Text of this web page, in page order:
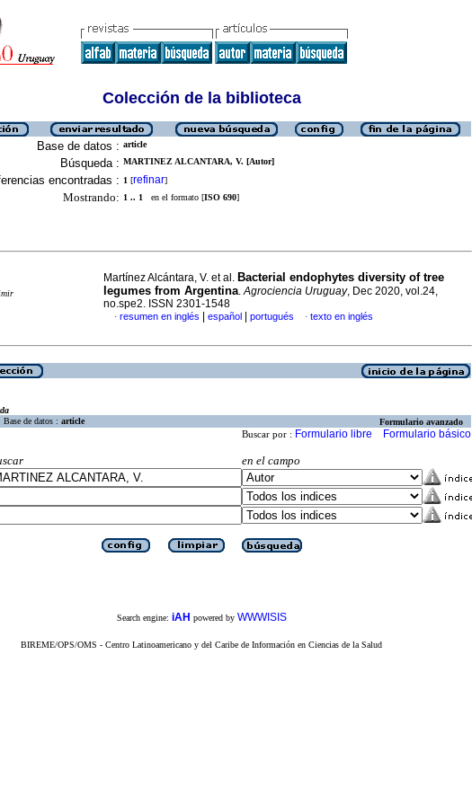
Colección de la biblioteca
Base de datos : article
Búsqueda : MARTINEZ ALCANTARA, V. [Autor]
encontradas : 1 [refinar]
Mostrando: 1 .. 1 en el formato [ISO 690]
Martínez Alcántara, V. et al. Bacterial endophytes diversity of tree
legumes from Argentina.Agrociencia Uruguay, Dec 2020, vol.24,
no.spe2. ISSN 2301-1548
· resumen en inglés español portugués · texto en inglés
Base de datos : article Formulario avanzado
Buscar por : Formulario libre Formulario básico
en el campo
Search engine: iAH powered by WWWISIS
BIREME/OPS/OMS - Centro Latinoamericano y del Caribe de Información en Ciencias de la Salud